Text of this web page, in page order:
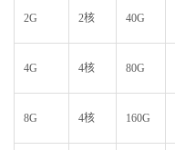
2G 2核 40G
4G 4核 80G
8G 4核 160G